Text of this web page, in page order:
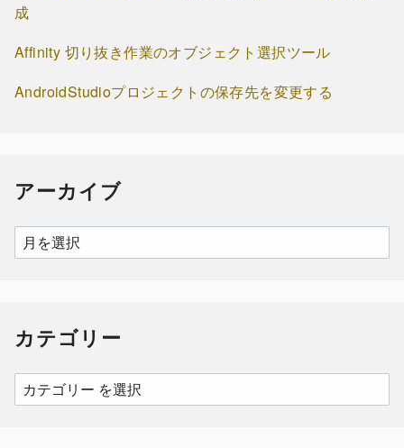
成
Affinity 切り抜き作業のオブジェクト選択ツール
AndroidStudioプロジェクトの保存先を変更する
アーカイブ
ア
ー
ブ
カテゴリー
カ
テ